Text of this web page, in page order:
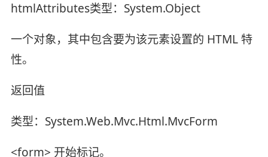
htmlAttributes类型：System.Object
一个对象，其中包含要为该元素设置的 HTML 特
性。
返回值
类型：System.Web.Mvc.Html.MvcForm
<form> 开始标记。